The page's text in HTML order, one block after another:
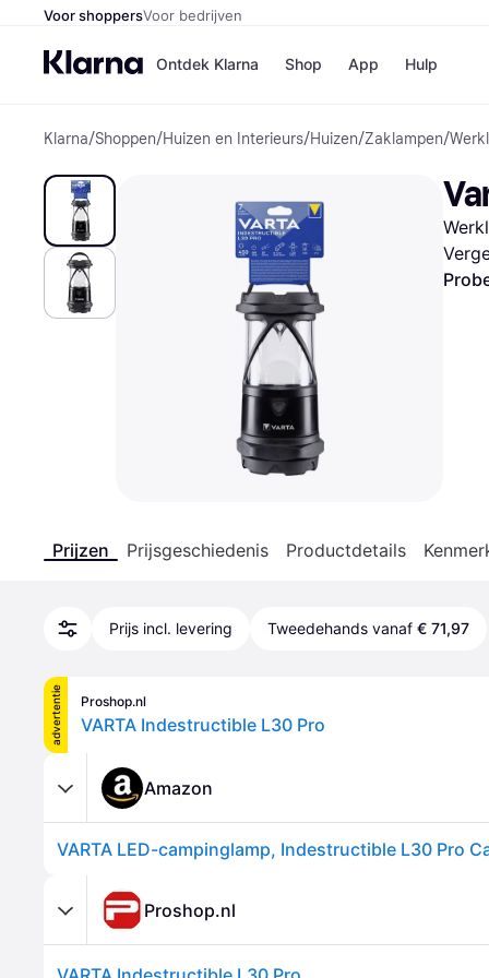
Voor shoppersVoor bedrijven
Ontdek Klarna Shop
Winkels
Bol
H&M
App Hulp
Klarna/Shoppen/Huizen en Interieurs/Huizen/Zaklampen/
Prijzen Prijsgeschiedenis Productdetails
Prijs incl. levering Tweedehands vanaf € 71,97
advertentie Proshop.nl
VARTA Indestructible L30 Pro
Amazon
Proshop.nl